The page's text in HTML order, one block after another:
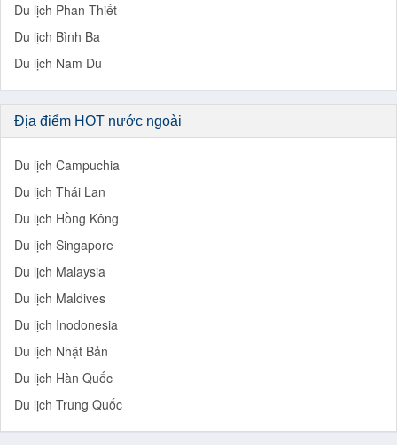
Du lịch Phan Thiết
Du lịch Bình Ba
Du lịch Nam Du
Địa điểm HOT nước ngoài
Du lịch Campuchia
Du lịch Thái Lan
Du lịch Hồng Kông
Du lịch Singapore
Du lịch Malaysia
Du lịch Maldives
Du lịch Inodonesia
Du lịch Nhật Bản
Du lịch Hàn Quốc
Du lịch Trung Quốc